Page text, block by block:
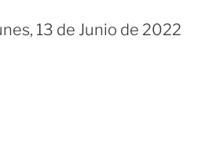
13 de Junio de 2022